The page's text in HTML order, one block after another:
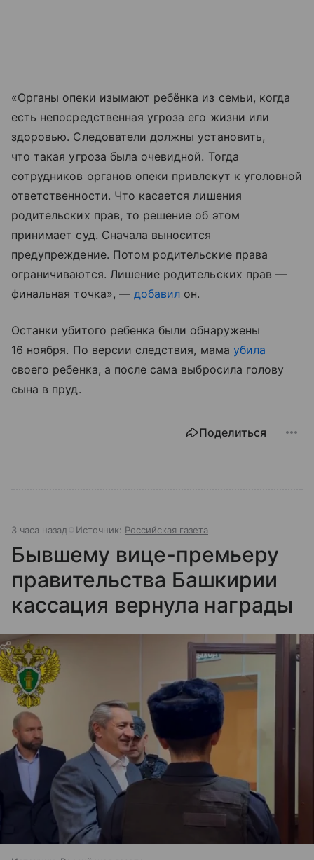
«Органы опеки изымают ребёнка из семьи, когда
есть непосредственная угроза его жизни или
здоровью. Следователи должны установить,
что такая угроза была очевидной. Тогда
сотрудников органов опеки привлекут к уголовной
ответственности. Что касается лишения
родительских прав, то решение об этом
принимает суд. Сначала выносится
предупреждение. Потом родительские права
ограничиваются. Лишение родительских прав —
финальная точка», — добавил он.
Останки убитого ребенка были обнаружены
16 ноября. По версии следствия, мама убила
своего ребенка, а после сама выбросила голову
сына в пруд.
Поделиться
3 часа назад Источник: Российская газета
Бывшему вице-премьеру
правительства Башкирии
кассация вернула награды